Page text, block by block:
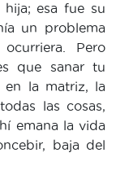
esa fue su
un problema
Pero
que sanar tu
la matriz, la
las cosas,
emana la vida
baja del